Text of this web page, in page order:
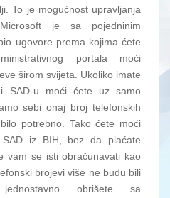
To je mogućnost upravljanja
je sa pojedninim
ugovore prema kojima ćete
portala moći
širom svijeta. Ukoliko imate
SAD-u moći ćete uz samo
sebi onaj broj telefonskih
potrebno. Tako ćete moći
iz BIH, bez da plaćate
vam se isti obračunavati kao
brojevi više ne budu bili
obrišete sa